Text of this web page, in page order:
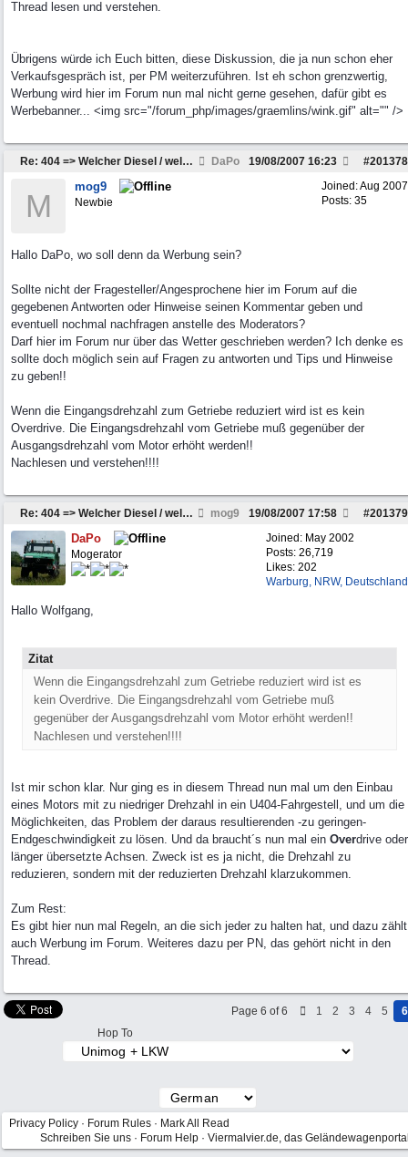
Thread lesen und verstehen.
Übrigens würde ich Euch bitten, diese Diskussion, die ja nun schon eher
Verkaufsgespräch ist, per PM weiterzuführen. Ist eh schon grenzwertig,
Werbung wird hier im Forum nun mal nicht gerne gesehen, dafür gibt es
Werbebanner... <img src="/forum_php/images/graemlins/wink.gif" alt="" />
Re: 404 => Welcher Diesel / welches Getriebe passt DaPo #201378
19/08/2007 16:23
Joined:Aug 2007
Posts: 35
M
mog9
Newbie
Hallo DaPo, wo soll denn da Werbung sein?
Sollte nicht der Fragesteller/Angesprochene hier im Forum auf die
gegebenen Antworten oder Hinweise seinen Kommentar geben und
eventuell nochmal nachfragen anstelle des Moderators?
Darf hier im Forum nur über das Wetter geschrieben werden? Ich denke es
sollte doch möglich sein auf Fragen zu antworten und Tips und Hinweise
zu geben!!
Wenn die Eingangsdrehzahl zum Getriebe reduziert wird ist es kein
Overdrive. Die Eingangsdrehzahl vom Getriebe muß gegenüber der
Ausgangsdrehzahl vom Motor erhöht werden!!
Nachlesen und verstehen!!!!
Re: 404 => Welcher Diesel / welches Getriebe passt mog9 #201379
19/08/2007 17:58
Joined: May 2002
Posts: 26,719
Likes: 202
Warburg, NRW, Deutschland
DaPo
Mogerator
Hallo Wolfgang,
Zitat
Wenn die Eingangsdrehzahl zum Getriebe reduziert wird ist es
kein Overdrive. Die Eingangsdrehzahl vom Getriebe muß
gegenüber der Ausgangsdrehzahl vom Motor erhöht werden!!
Nachlesen und verstehen!!!!
Ist mir schon klar. Nur ging es in diesem Thread nun mal um den Einbau
eines Motors mit zu niedriger Drehzahl in ein U404-Fahrgestell, und um die
Möglichkeiten, das Problem der daraus resultierenden -zu geringen-
Endgeschwindigkeit zu lösen. Und da braucht´s nun mal ein Overdrive oder
länger übersetzte Achsen. Zweck ist es ja nicht, die Drehzahl zu
reduzieren, sondern mit der reduzierten Drehzahl klarzukommen.
Zum Rest:
Es gibt hier nun mal Regeln, an die sich jeder zu halten hat, und dazu zählt
auch Werbung im Forum. Weiteres dazu per PN, das gehört nicht in den
Thread.
Page 6 of 6 1 2 3 4 5
6
Hop To
Privacy Policy · Forum Rules · Mark All Read
Schreiben Sie uns · Forum Help · Viermalvier.de, das